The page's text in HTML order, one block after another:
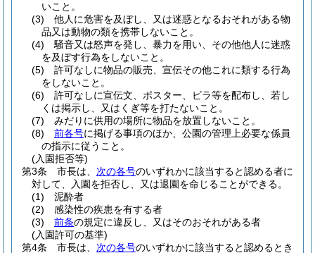
いこと。
(3)
他人に危害を及ぼし、又は迷惑となるおそれがある物
品又は動物の類を携帯しないこと。
(4)
騒音又は怒声を発し、暴力を用い、その他他人に迷惑
を及ぼす行為をしないこと。
(5)
許可なしに物品の販売、宣伝その他これに類する行為
をしないこと。
(6)
許可なしに宣伝文、ポスター、ビラ等を配布し、若し
くは掲示し、又はくぎ等を打たないこと。
(7)
みだりに供用の場所に物品を放置しないこと。
(8)
前各号に掲げる事項のほか、公園の管理上必要な係員
の指示に従うこと。
(入園拒否等)
第3条
市長は、 次の各号のいずれかに該当すると認める者に
対して、入園を拒否し、又は退園を命じることができる。
(1)
泥酔者
(2)
感染性の疾患を有する者
(3)
前条の規定に違反し、又はそのおそれがある者
(入園許可の基準)
第4条
市長は、 次の各号のいずれかに該当すると認めるとき